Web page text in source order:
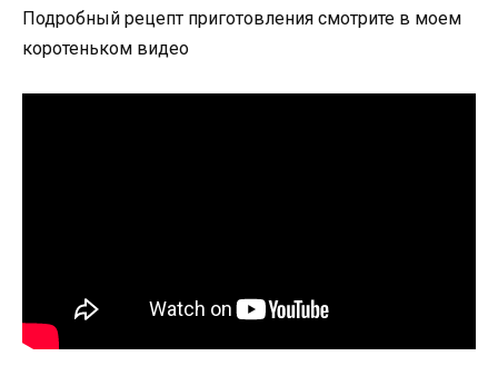
Подробный рецепт приготовления смотрите в моем
коротеньком видео